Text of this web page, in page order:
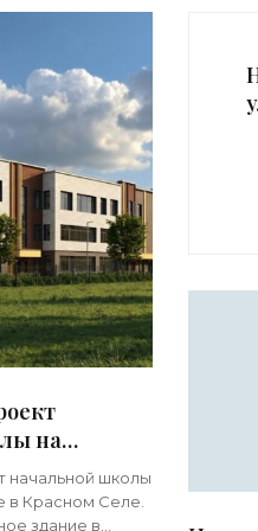
на
в Красном
начальной школы
в Красном Селе.
здание в